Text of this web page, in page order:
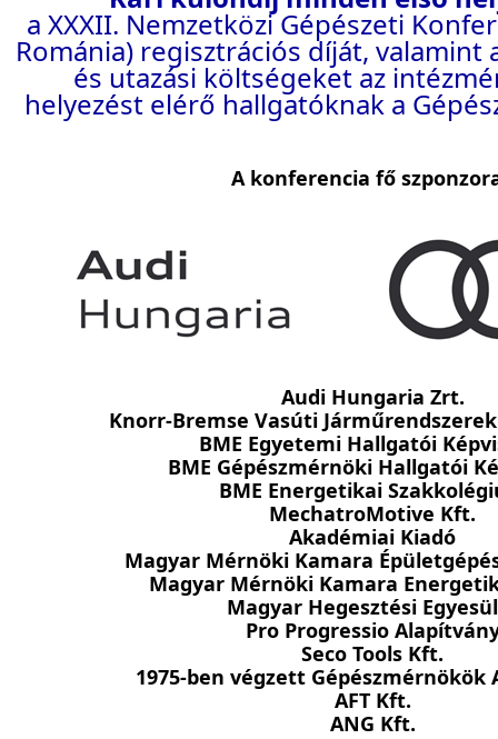
a XXXII. Nemzetközi Gépészeti
Románia) regisztrációs díját, valamint
és utazási költségeket az
helyezést elérő hallgatóknak a
A konferencia fő
Audi Hungaria Zrt.
Knorr-Bremse Vasúti
BME Egyetemi Hallgatói
BME Gépészmérnöki Hallgatói
BME Energetikai
MechatroMotive Kft.
Akadémiai Kiadó
Magyar Mérnöki Kamara
Magyar Mérnöki Kamara
Magyar Hegesztési
Pro Progressio
Seco Tools Kft.
1975-ben végzett Gépészmérnökök
AFT Kft.
ANG Kft.